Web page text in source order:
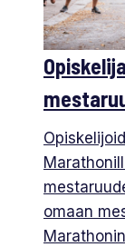
omaan